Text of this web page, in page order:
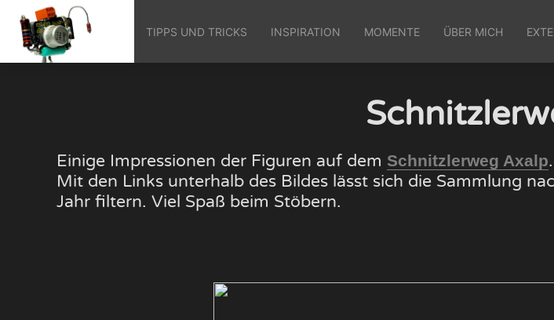
TIPPS UND TRICKS INSPIRATION MOMENTE ÜBER MICH
Einige Impressionen der Figuren auf dem Schnitzlerweg Axalp.
Mit den Links unterhalb des Bildes lässt sich die Sammlung
Jahr filtern. Viel Spaß beim Stöbern.